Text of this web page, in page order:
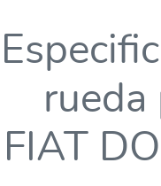
rueda
FIAT